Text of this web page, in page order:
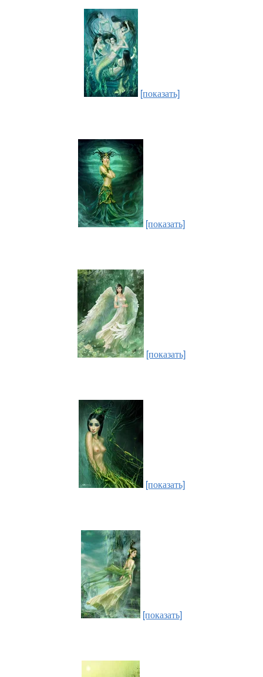
[показать]
[показать]
[показать]
[показать]
[показать]